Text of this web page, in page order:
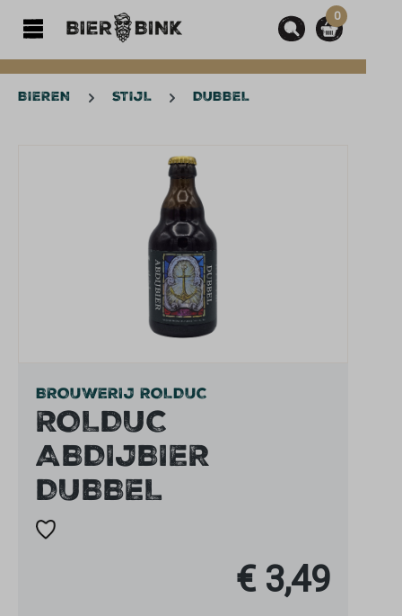
0
BIEREN STIJL DUBBEL
Afbeeldingengalerij overslaan
BROUWERIJ ROLDUC
ROLDUC
ABDIJBIER
DUBBEL
€ 3,49